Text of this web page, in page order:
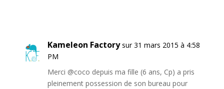
Kameleon Factory sur 31 mars 2015 à 4:58
PM
Merci @coco depuis ma fille (6 ans, Cp) a pris
pleinement possession de son bureau pour